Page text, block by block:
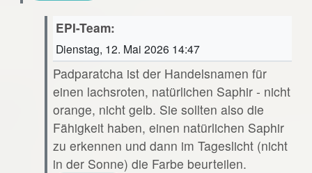
EPI-Team:
Dienstag, 12. Mai 2026 14:47
Padparatcha ist der Handelsnamen für
einen lachsroten, natürlichen Saphir - nicht
orange, nicht gelb. Sie sollten also die
Fähigkeit haben, einen natürlichen Saphir
zu erkennen und dann im Tageslicht (nicht
in der Sonne) die Farbe beurteilen.